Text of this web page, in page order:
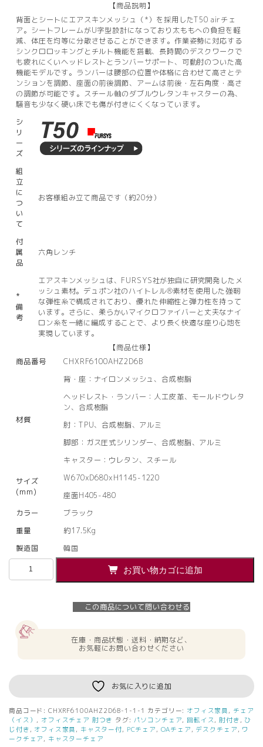
【商品説明】
背面とシートにエアスキンメッシュ（*）を採用したT50 airチェ
ア。シートフレームがU字型設計になっており太ももへの負担を軽
減、体圧を均等に分散させることができます。作業姿勢に対応する
シンクロロッキングとチルト機能を搭載、長時間のデスクワークで
も疲れにくいヘッドレストとランバーサポート、可動肘のついた高
機能モデルです。ランバーは腰部の位置や体格に合わせて高さとテ
ンションを調節、座面の前後調節、アームは前後・左右角度・高さ
の調節が可能です。スチール軸のダブルウレタンキャスターの為、
騒音も少なく硬い床でも傷が付きにくくなっています。
シ
リ
ー
ズ
組
立
に
つ
い
て
お客様組み立て商品です（約20分）
付
属
品
六角レンチ
*
備
考
エアスキンメッシュは、FURSYS社が独自に研究開発したメ
ッシュ素材。デュポン社のハイトレル®素材を使用した強靭
な弾性糸で構成されており、優れた伸縮性と弾力性を持って
います。さらに、柔らかいマイクロファイバーと丈夫なナイ
ロン糸を一緒に編成することで、より長く快適な座り心地を
実現しています。
【商品仕様】
商品番号
CHXRF6100AHZ2D6B
材質
背・座：ナイロンメッシュ、合成樹脂
ヘッドレスト・ランバー：人工皮革、モールドウレタ
ン、合成樹脂
肘：TPU、合成樹脂、アルミ
脚部：ガス圧式シリンダー、合成樹脂、アルミ
キャスター：ウレタン、スチール
サイズ
(mm)
W670xD680xH1145-1220
座面H405-480
カラー
ブラック
重量
約17.5Kg
製造国
韓国
【法
チ
ェ
可
動
肘
お買い物カゴに追加
この商品について問い合わせる
在庫・商品状態・送料・納期など、
お気軽にお問い合わせください
お気に入りに追加
商品コード: CHXRF6100AHZ2D6B-1-1-1 カテゴリー: オフィス家具 , チェア
（イス） , オフィスチェア 肘つき タグ: パソコンチェア, 回転イス ,肘付き , ひ
じ付き , オフィス家具 , キャスター付, PCチェア , OAチェア , デスクチェア , ワ
ークチェア , キャスターチェア